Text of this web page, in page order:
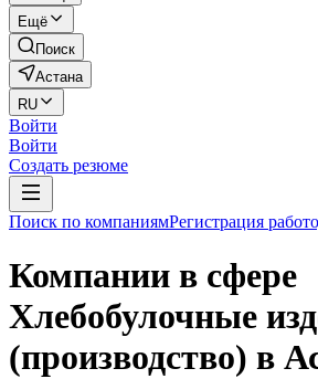
Ещё
Поиск
Астана
RU
Войти
Войти
Создать резюме
Поиск по компаниямРегистрация
Компании в сфере
Хлебобулочные
(производство) в